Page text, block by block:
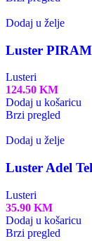
Dodaj u želje
Luster
Lusteri
124.50 KM
Dodaj u košaricu
Brzi pregled
Dodaj u želje
Luster Adel
Lusteri
35.90 KM
Dodaj u košaricu
Brzi pregled